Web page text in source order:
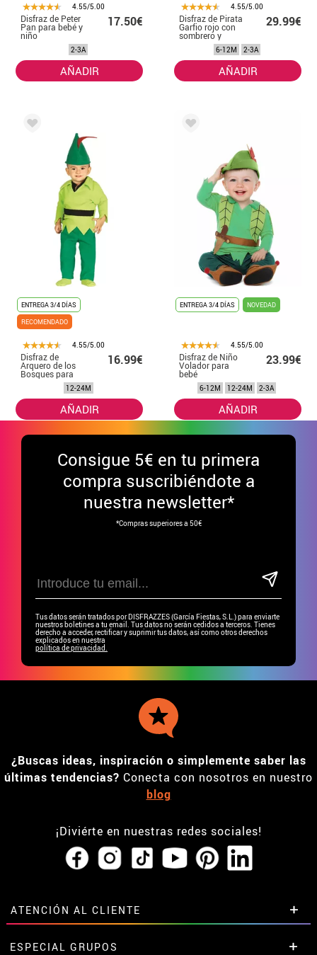
4.55/5.00
Disfraz de Peter
Pan para bebé y
niño
17.50€
2-3A
AÑADIR
4.55/5.00
Disfraz de Pirata
Garfio rojo con
sombrero y
peluca para bebé
29.99€
6-12M 2-3A
AÑADIR
ENTREGA 3/4 DÍAS
RECOMENDADO
4.55/5.00
Disfraz de
Arquero de los
Bosques para
bebé
16.99€
12-24M
AÑADIR
ENTREGA 3/4 DÍAS NOVEDAD
4.55/5.00
Disfraz de Niño
Volador para
bebé
23.99€
6-12M 12-24M 2-3A
AÑADIR
Consigue 5€ en tu primera
compra suscribiéndote a
nuestra newsletter*
*Compras superiores a 50€
Tus datos serán tratados por DISFRAZZES (García Fiestas, S.L.) para enviarte
nuestros boletines a tu email. Tus datos no serán cedidos a terceros. Tienes
derecho a acceder, rectificar y suprimir tus datos, así como otros derechos
explicados en nuestra
política de privacidad.
¿Buscas ideas, inspiración o simplemente saber las
últimas tendencias? Conecta con nosotros en nuestro
blog
¡Diviérte en nuestras redes sociales!
ATENCIÓN AL CLIENTE
• Horario tienda IBI
ESPECIAL GRUPOS